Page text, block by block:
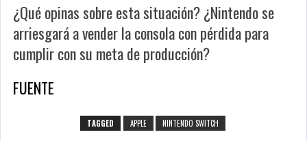
¿Qué opinas sobre esta situación? ¿Nintendo se
arriesgará a vender la consola con pérdida para
cumplir con su meta de producción?
FUENTE
TAGGED APPLE NINTENDO SWITCH